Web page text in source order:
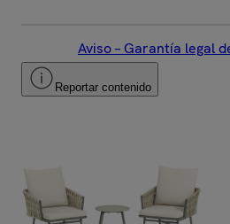
Aviso – Garantía legal
Reportar contenido